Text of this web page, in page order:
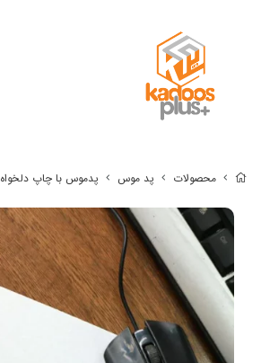
محصولات پد موس پدموس با چاپ دلخواه